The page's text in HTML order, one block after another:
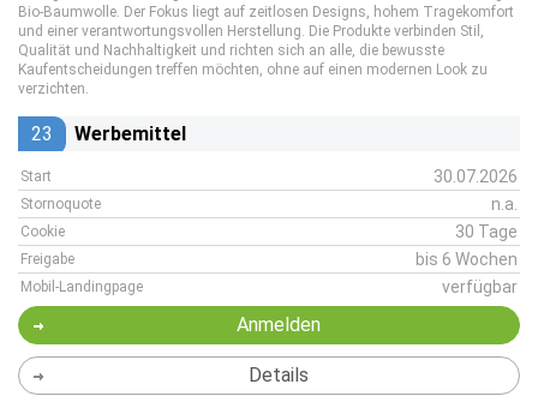
Bio-Baumwolle. Der Fokus liegt auf zeitlosen Designs, hohem Tragekomfort
und einer verantwortungsvollen Herstellung. Die Produkte verbinden Stil,
Qualität und Nachhaltigkeit und richten sich an alle, die bewusste
Kaufentscheidungen treffen möchten, ohne auf einen modernen Look zu
verzichten.
23 Werbemittel
Start 30.07.2026
Stornoquote n.a.
Cookie 30 Tage
Freigabe bis 6 Wochen
Mobil-Landingpage verfügbar
Anmelden
Details